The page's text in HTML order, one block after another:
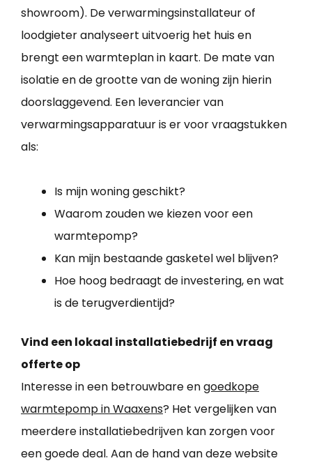
showroom). De verwarmingsinstallateur of
loodgieter analyseert uitvoerig het huis en
brengt een warmteplan in kaart. De mate van
isolatie en de grootte van de woning zijn hierin
doorslaggevend. Een leverancier van
verwarmingsapparatuur is er voor vraagstukken
als:
Is mijn woning geschikt?
Waarom zouden we kiezen voor een
warmtepomp?
Kan mijn bestaande gasketel wel blijven?
Hoe hoog bedraagt de investering, en wat
is de terugverdientijd?
Vind een lokaal installatiebedrijf en vraag
offerte op
Interesse in een betrouwbare engoedkope
warmtepomp in Waaxens? Het vergelijken van
meerdere installatiebedrijven kan zorgen voor
een goede deal. Aan de hand van deze website